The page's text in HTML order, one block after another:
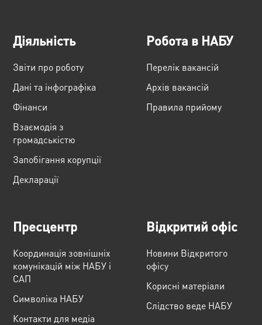
Діяльність
Звіти про роботу
Дані та інфографіка
Фінанси
Взаємодія з
громадськістю
Запобігання корупції
Декларації
Робота в НАБУ
Перелік вакансій
Архів вакансій
Правила прийому
Пресцентр
Координація зовнішніх
комунікацій між НАБУ і
САП
Cимволіка НАБУ
Контакти для медіа
Відкритий офіс
Новини Відкритого
офісу
Корисні матеріали
Слідство веде НАБУ